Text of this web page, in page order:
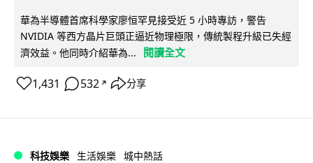
華為半導體首席科學家廖恒罕見接受近 5 小時專訪，警告
NVIDIA 等西方晶片巨頭正逼近物理極限，傳統製程升級已失經
濟效益。他同時介紹華為...
閱讀全文
1,431 532 ↗ 分享
科技娛樂 生活娛樂 城中熱話